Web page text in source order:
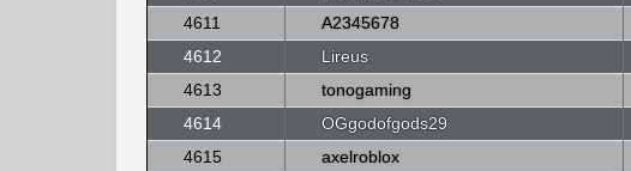
4611
A2345678
4612
Lireus
4613
tonogaming
4614
OGgodofgods29
4615
axelroblox